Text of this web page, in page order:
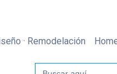
· Remodelación
Buscar: